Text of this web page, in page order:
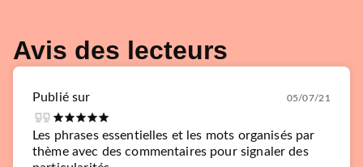
Avis des lecteurs
Publié sur 05/07/21
Les phrases essentielles et les mots organisés par
thème avec des commentaires pour signaler des